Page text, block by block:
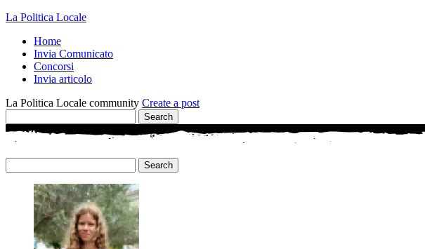
La Politica Locale
Home
Invia Comunicato
Concorsi
Invia articolo
La Politica Locale community Create a post
Search
Search